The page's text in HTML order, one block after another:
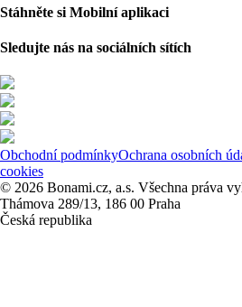
Stáhněte si Mobilní aplikaci
Sledujte nás na sociálních sítích
Obchodní podmínkyOchrana osobních
cookies
© 2026 Bonami.cz, a.s. Všechna práva
Thámova 289/13, 186 00 Praha
Česká republika